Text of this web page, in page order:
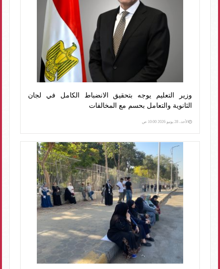
وزير التعليم يوجه بتحقيق الانضباط الكامل في لجان
الثانوية والتعامل بحسم مع المخالفات
الأحد، 28 يونيو 2026 10:00 ص